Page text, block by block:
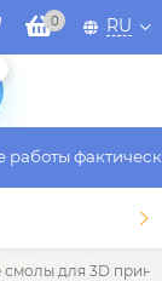
0 RU
фактического
для 3D